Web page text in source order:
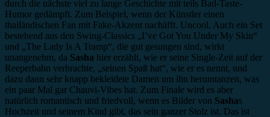
durch die nächste viel zu lange Geschichte mit teils Bad-Taste-
Humor gedämpft. Zum Beispiel, wenn der Künstler einen
thailändischen Fan mit Fake-Akzent nachäfft. Uncool. Auch ein Set
bestehend aus den Swing-Classics „I’ve Got You Under My Skin“
und „The Lady Is A Tramp“, die gut gesungen sind, wirkt
unangenehm, da Sasha hier erzählt, wie er seine Single-Zeit auf der
Reeperbahn verbrachte, „seinen Spaß hat“, wie er es nennt, und
dazu dann sehr knapp bekleidete Damen um ihn herumtanzen, was
ein paar Mal gar Chauvi-Vibes hat. Zum Finale wird es aber
natürlich romantisch und friedvoll, wenn es Bilder von Sashas
Hochzeit und seinem Kind gibt, das sein ganzer Stolz ist. Das ist